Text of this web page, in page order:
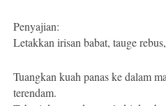
Penyajian:
Letakkan irisan babat, tauge
Tuangkan kuah panas ke dalam
terendam.